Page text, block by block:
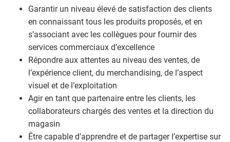
Garantir un niveau élevé de satisfaction des clients
en connaissant tous les produits proposés, et en
s’associant avec les collègues pour fournir des
services commerciaux d’excellence
Répondre aux attentes au niveau des ventes, de
l’expérience client, du merchandising, de l’aspect
visuel et de l’exploitation
Agir en tant que partenaire entre les clients, les
collaborateurs chargés des ventes et la direction du
magasin
Être capable d’apprendre et de partager l’expertise sur